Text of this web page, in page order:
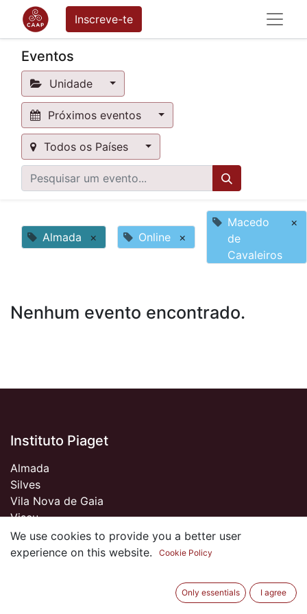
Inscreve-te
Eventos
Unidade
Próximos eventos
Todos os Países
Almada × Online ×
Macedo
de
Cavaleiros
×
Nenhum evento encontrado.
Instituto Piaget
Almada
Silves
Vila Nova de Gaia
Viseu
Somos um Clube de Antigos Alunos do Piaget
We use cookies to provide you a better user
experience on this website.
Cookie Policy
Only essentials I agree